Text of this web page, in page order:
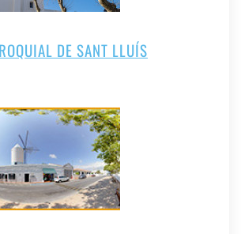
DE SANT LLUÍS